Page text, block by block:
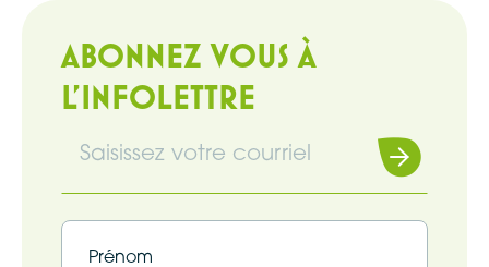
ABONNEZ VOUS À
L'INFOLETTRE
Infolettre
Infolettre
Souscrire